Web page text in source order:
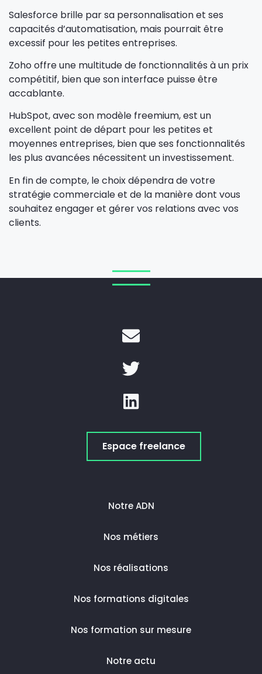
Salesforce brille par sa personnalisation et ses
capacités d’automatisation, mais pourrait être
excessif pour les petites entreprises.
Zoho offre une multitude de fonctionnalités à un prix
compétitif, bien que son interface puisse être
accablante.
HubSpot, avec son modèle freemium, est un
excellent point de départ pour les petites et
moyennes entreprises, bien que ses fonctionnalités
les plus avancées nécessitent un investissement.
En fin de compte, le choix dépendra de votre
stratégie commerciale et de la manière dont vous
souhaitez engager et gérer vos relations avec vos
clients.
Espace freelance
Notre ADN
Nos métiers
Nos réalisations
Nos formations digitales
Nos formation sur mesure
Notre actu